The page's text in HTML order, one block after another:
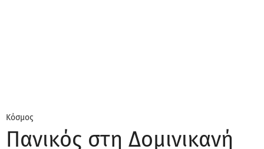
Κόσμος
Πανικός στη Δομινικανή